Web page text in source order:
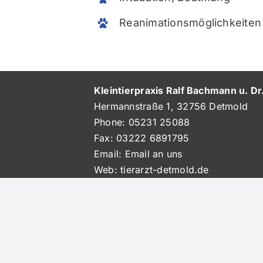
Reanimationsmöglichkeiten
Kleintierpraxis Ralf Bachmann u.
Hermannstraße 1, 32756 Detmold
Phone: 05231 25088
Fax: 03222 6891795
Email: Email an uns
Web:tierarzt-detmold.de